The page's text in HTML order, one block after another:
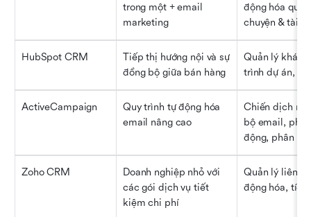
trong một + email
marketing
động hóa quy
chuyện & tài
HubSpot CRM
Tiếp thị hướng nội và sự
đồng bộ giữa bán hàng
Quản lý
trình dự án, tự
ActiveCampaign
Quy trình tự động hóa
email nâng cao
Chiến dịch
bộ email,
động, phân
Zoho CRM
Doanh nghiệp nhỏ với
các gói dịch vụ tiết
kiệm chi phí
Quản lý liên
động hóa, tích